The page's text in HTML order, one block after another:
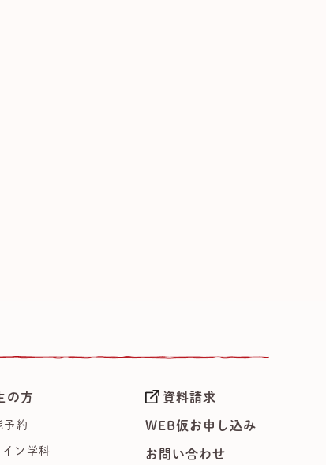
の方
予約
ン学科
資料請求
WEB仮お申し込み
お問い合わせ